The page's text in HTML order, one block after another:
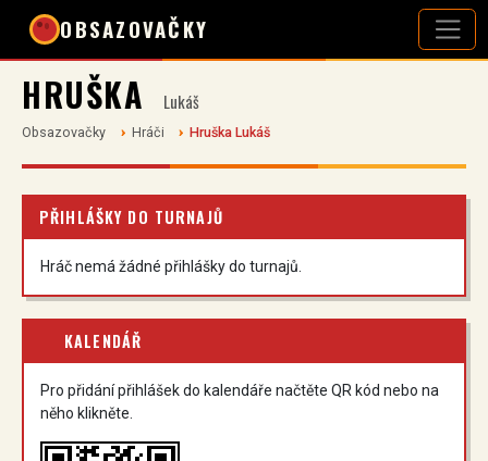
OBSAZOVAČKY
HRUŠKA Lukáš
Obsazovačky Hráči Hruška Lukáš
PŘIHLÁŠKY DO TURNAJŮ
Hráč nemá žádné přihlášky do turnajů.
KALENDÁŘ
Pro přidání přihlášek do kalendáře načtěte QR kód nebo na
něho klikněte.